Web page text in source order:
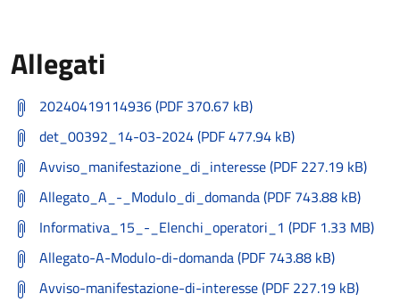
Allegati
20240419114936 (PDF 370.67 kB)
det_00392_14-03-2024 (PDF 477.94 kB)
Avviso_manifestazione_di_interesse (PDF 227.19 kB)
Allegato_A_-_Modulo_di_domanda (PDF 743.88 kB)
Informativa_15_-_Elenchi_operatori_1 (PDF 1.33 MB)
Allegato-A-Modulo-di-domanda (PDF 743.88 kB)
Avviso-manifestazione-di-interesse (PDF 227.19 kB)